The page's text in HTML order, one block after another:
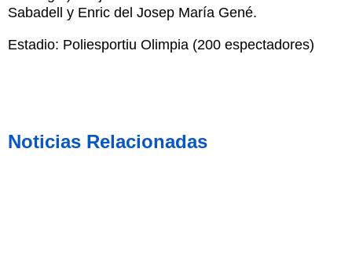
Sabadell y Enric del Josep María Gené.
Estadio: Poliesportiu Olimpia (200 espectadores)
Noticias Relacionadas